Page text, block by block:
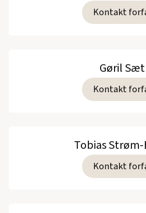
Kontakt
Gøril
Kontakt
Tobias
Kontakt